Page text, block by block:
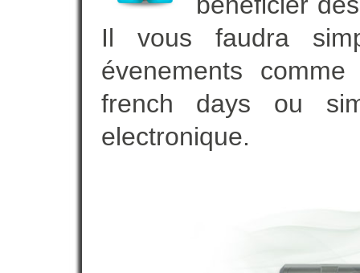
Il vous faudra
évenements
french days ou
electronique.